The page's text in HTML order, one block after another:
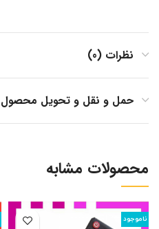
نظرات (0)
حمل و نقل و تحویل محصول
محصولات مشابه
ناموجود